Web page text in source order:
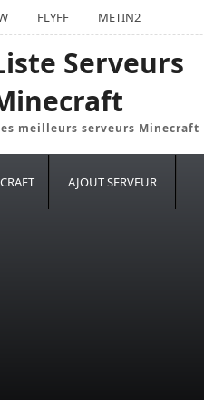
FLYFF METIN2
Serveurs
meilleurs serveurs Minecraft
AJOUT SERVEUR